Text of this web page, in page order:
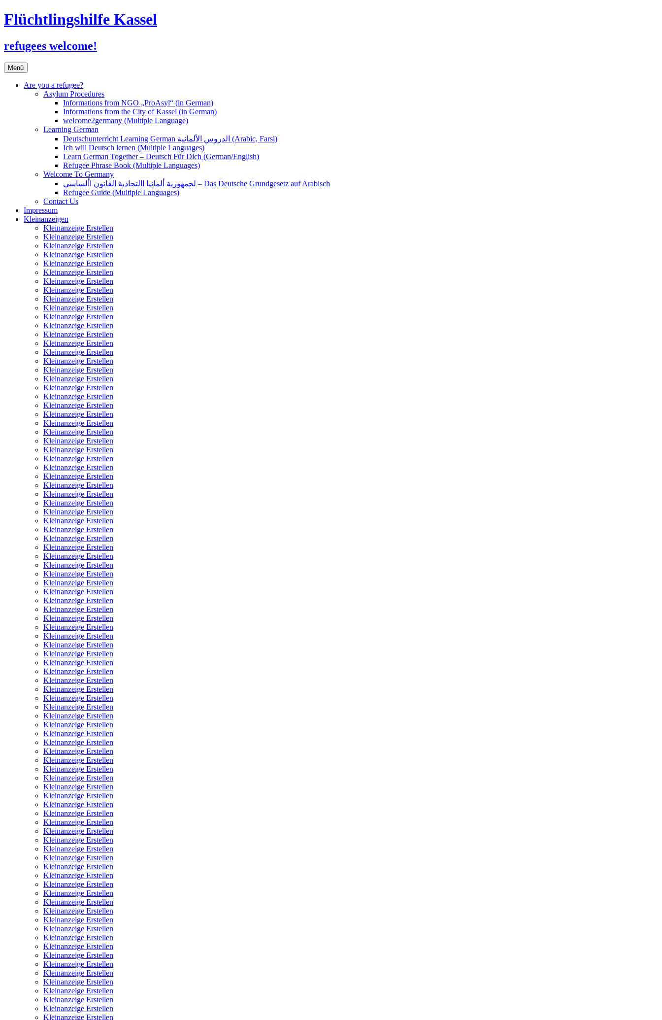
Flüchtlingshilfe Kassel
refugees welcome!
Menü Zum
Inhalt
springen
Are you a refugee?
Asylum Procedures
Informations from NGO „ProAsyl“ (in German)
Informations from the City of Kassel (in German)
welcome2germany (Multiple Language)
Learning German
Deutschunterricht Learning German الدروس الألمانية (Arabic, Farsi)
Ich will Deutsch lernen (Multiple Languages)
Learn German Together – Deutsch Für Dich (German/English)
Refugee Phrase Book (Multiple Languages)
Welcome To Germany
لجمهورية ألمانيا االتحادية القانون األساسي – Das Deutsche Grundgesetz auf Arabisch
Refugee Guide (Multiple Languages)
Contact Us
Impressum
Kleinanzeigen
Kleinanzeige Erstellen
Kleinanzeige Erstellen
Kleinanzeige Erstellen
Kleinanzeige Erstellen
Kleinanzeige Erstellen
Kleinanzeige Erstellen
Kleinanzeige Erstellen
Kleinanzeige Erstellen
Kleinanzeige Erstellen
Kleinanzeige Erstellen
Kleinanzeige Erstellen
Kleinanzeige Erstellen
Kleinanzeige Erstellen
Kleinanzeige Erstellen
Kleinanzeige Erstellen
Kleinanzeige Erstellen
Kleinanzeige Erstellen
Kleinanzeige Erstellen
Kleinanzeige Erstellen
Kleinanzeige Erstellen
Kleinanzeige Erstellen
Kleinanzeige Erstellen
Kleinanzeige Erstellen
Kleinanzeige Erstellen
Kleinanzeige Erstellen
Kleinanzeige Erstellen
Kleinanzeige Erstellen
Kleinanzeige Erstellen
Kleinanzeige Erstellen
Kleinanzeige Erstellen
Kleinanzeige Erstellen
Kleinanzeige Erstellen
Kleinanzeige Erstellen
Kleinanzeige Erstellen
Kleinanzeige Erstellen
Kleinanzeige Erstellen
Kleinanzeige Erstellen
Kleinanzeige Erstellen
Kleinanzeige Erstellen
Kleinanzeige Erstellen
Kleinanzeige Erstellen
Kleinanzeige Erstellen
Kleinanzeige Erstellen
Kleinanzeige Erstellen
Kleinanzeige Erstellen
Kleinanzeige Erstellen
Kleinanzeige Erstellen
Kleinanzeige Erstellen
Kleinanzeige Erstellen
Kleinanzeige Erstellen
Kleinanzeige Erstellen
Kleinanzeige Erstellen
Kleinanzeige Erstellen
Kleinanzeige Erstellen
Kleinanzeige Erstellen
Kleinanzeige Erstellen
Kleinanzeige Erstellen
Kleinanzeige Erstellen
Kleinanzeige Erstellen
Kleinanzeige Erstellen
Kleinanzeige Erstellen
Kleinanzeige Erstellen
Kleinanzeige Erstellen
Kleinanzeige Erstellen
Kleinanzeige Erstellen
Kleinanzeige Erstellen
Kleinanzeige Erstellen
Kleinanzeige Erstellen
Kleinanzeige Erstellen
Kleinanzeige Erstellen
Kleinanzeige Erstellen
Kleinanzeige Erstellen
Kleinanzeige Erstellen
Kleinanzeige Erstellen
Kleinanzeige Erstellen
Kleinanzeige Erstellen
Kleinanzeige Erstellen
Kleinanzeige Erstellen
Kleinanzeige Erstellen
Kleinanzeige Erstellen
Kleinanzeige Erstellen
Kleinanzeige Erstellen
Kleinanzeige Erstellen
Kleinanzeige Erstellen
Kleinanzeige Erstellen
Kleinanzeige Erstellen
Kleinanzeige Erstellen
Kleinanzeige Erstellen
Kleinanzeige Erstellen
Kleinanzeige Erstellen